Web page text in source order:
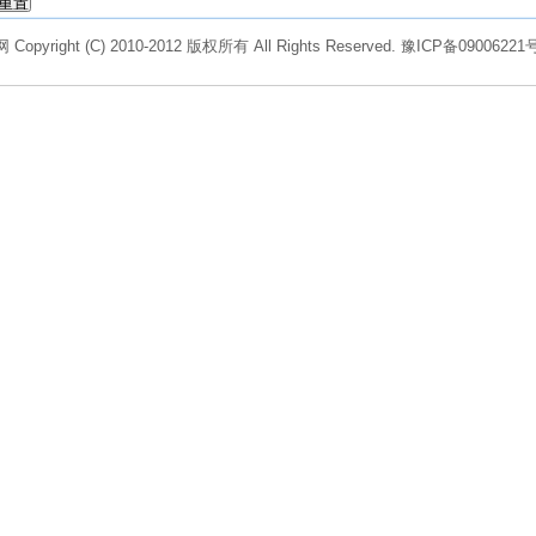
Copyright (C) 2010-2012 版权所有 All Rights Reserved.豫ICP备09006221